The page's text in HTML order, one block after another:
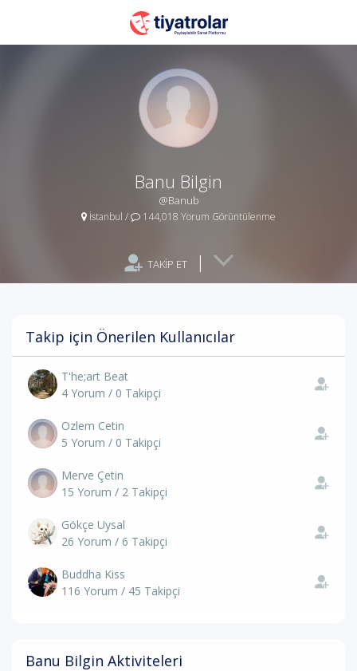
Banu Bilgin
@Banub
İstanbul / 144,018 Yorum Görüntülenme
TAKİP ET |
Takip için Önerilen Kullanıcılar
T'he;art Beat
4 Yorum / 0 Takipçi
Ozlem Cetin
5 Yorum / 0 Takipçi
Merve Çetin
15 Yorum / 2 Takipçi
Gökçe Uysal
26 Yorum / 6 Takipçi
Buddha Kiss
116 Yorum / 45 Takipçi
Banu Bilgin Aktiviteleri